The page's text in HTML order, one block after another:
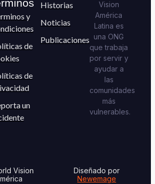
y
de
de
un
Historias
Noticias
Publicaciones
Vision
América
Latina es
una ONG
que trabaja
por servir y
ayudar a
las
comunidades
más
vulnerables.
Vision
Diseñado por
Newemage